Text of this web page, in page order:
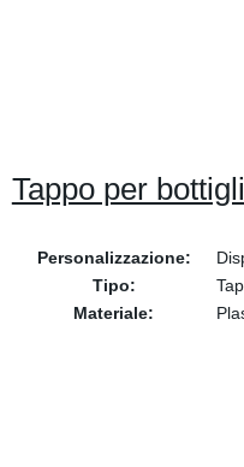
Tappo per
Personalizzazione:
Tipo:
Materiale: